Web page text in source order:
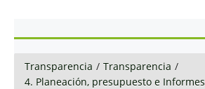
Transparencia / Transparencia /
4. Planeación, presupuesto e Informes